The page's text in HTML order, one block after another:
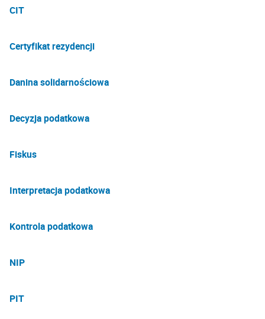
CIT
Certyfikat rezydencji
Danina solidarnościowa
Decyzja podatkowa
Fiskus
Interpretacja podatkowa
Kontrola podatkowa
NIP
PIT